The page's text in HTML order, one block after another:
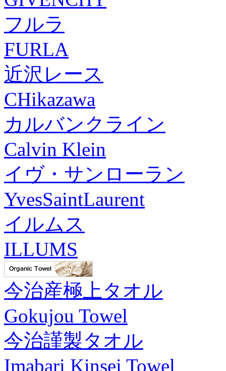
フルラ
FURLA
近沢レース
CHikazawa
カルバンクライン
Calvin Klein
イヴ・サンローラン
YvesSaintLaurent
イルムス
ILLUMS
今治産極上タオル
Gokujou Towel
今治謹製タオル
Imabari Kinsei Towel